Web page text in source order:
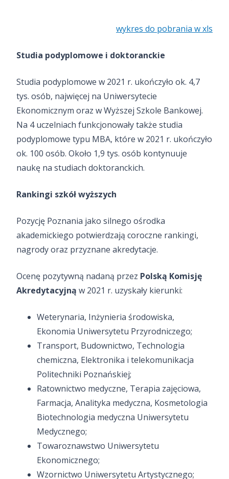
wykres do pobrania w xls
Studia podyplomowe i doktoranckie
Studia podyplomowe w 2021 r. ukończyło ok. 4,7
tys. osób, najwięcej na Uniwersytecie
Ekonomicznym oraz w Wyższej Szkole Bankowej.
Na 4 uczelniach funkcjonowały także studia
podyplomowe typu MBA, które w 2021 r. ukończyło
ok. 100 osób. Około 1,9 tys. osób kontynuuje
naukę na studiach doktoranckich.
Rankingi szkół wyższych
Pozycję Poznania jako silnego ośrodka
akademickiego potwierdzają coroczne rankingi,
nagrody oraz przyznane akredytacje.
Ocenę pozytywną nadaną przez Polską Komisję
Akredytacyjną w 2021 r. uzyskały kierunki:
Weterynaria, Inżynieria środowiska,
Ekonomia Uniwersytetu Przyrodniczego;
Transport, Budownictwo, Technologia
chemiczna, Elektronika i telekomunikacja
Politechniki Poznańskiej;
Ratownictwo medyczne, Terapia zajęciowa,
Farmacja, Analityka medyczna, Kosmetologia
Biotechnologia medyczna Uniwersytetu
Medycznego;
Towaroznawstwo Uniwersytetu
Ekonomicznego;
Wzornictwo Uniwersytetu Artystycznego;